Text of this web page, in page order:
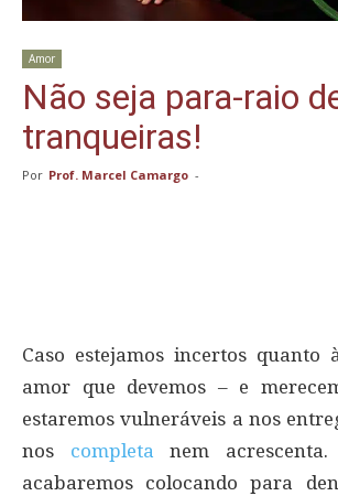
Amor
Não seja para-raio
tranqueiras!
Por Prof. Marcel Camargo -
Caso estejamos incertos quanto
amor que devemos – e
estaremos vulneráveis a nos
nos completanem
acabaremos colocando para